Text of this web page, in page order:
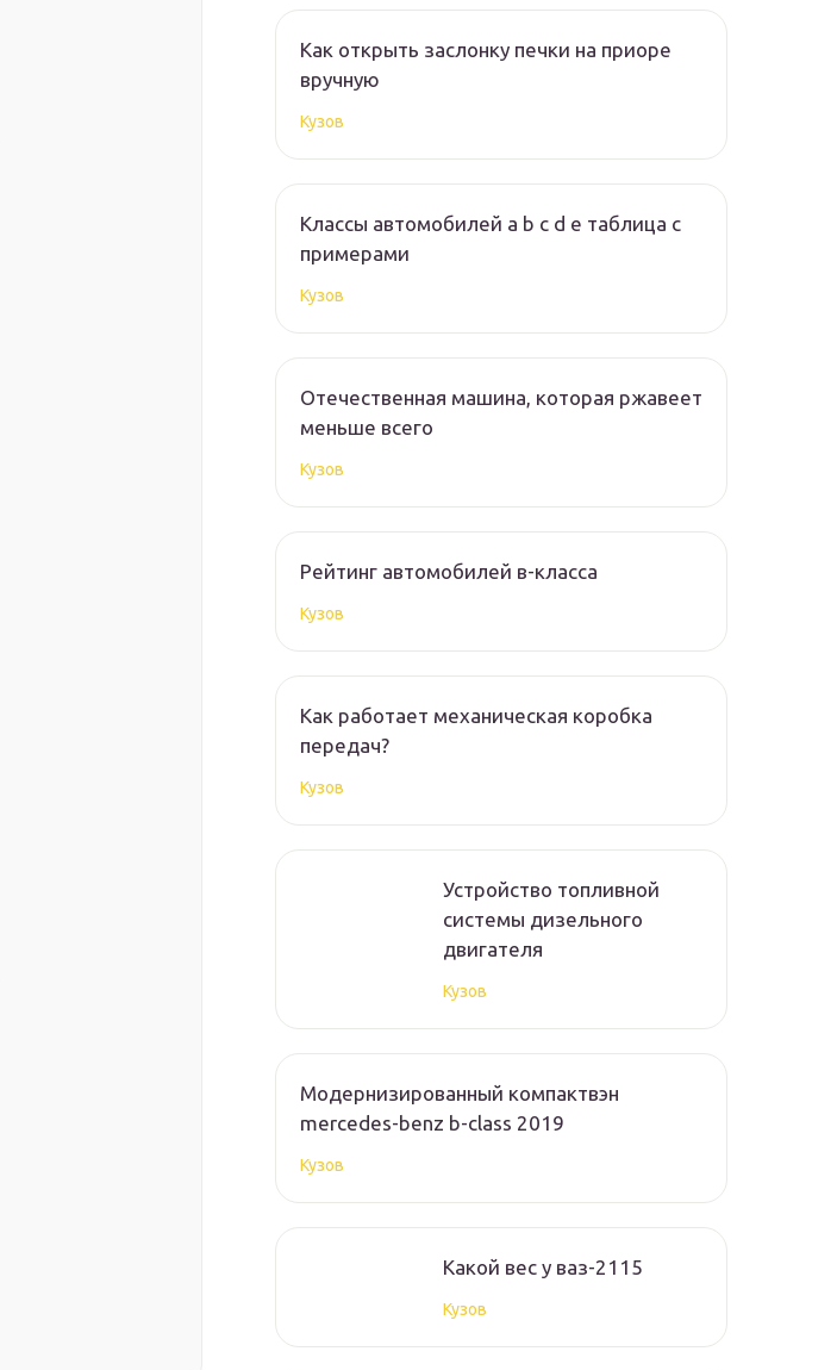
Как открыть заслонку печки на приоре
вручную
Кузов
Классы автомобилей a b c d e таблица с
примерами
Кузов
Отечественная машина, которая ржавеет
меньше всего
Кузов
Рейтинг автомобилей в-класса
Кузов
Как работает механическая коробка
передач?
Кузов
Устройство топливной
системы дизельного
двигателя
Кузов
Модернизированный компактвэн
mercedes-benz b-class 2019
Кузов
Какой вес у ваз-2115
Кузов